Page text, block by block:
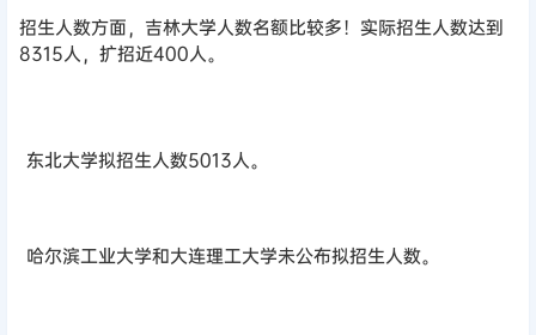
招生人数方面，吉林大学人数名额比较多！ 实际招生人数达到
8315人，扩招近400人。
东北大学拟招生人数5013人。
哈尔滨工业大学和大连理工大学未公布拟招生人数。